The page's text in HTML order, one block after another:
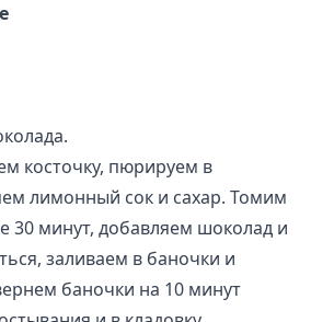
косточку, пюрируем в
лимонный сок и сахар. Томим
30 минут, добавляем шоколад и
заливаем в баночки и
баночки на 10 минут